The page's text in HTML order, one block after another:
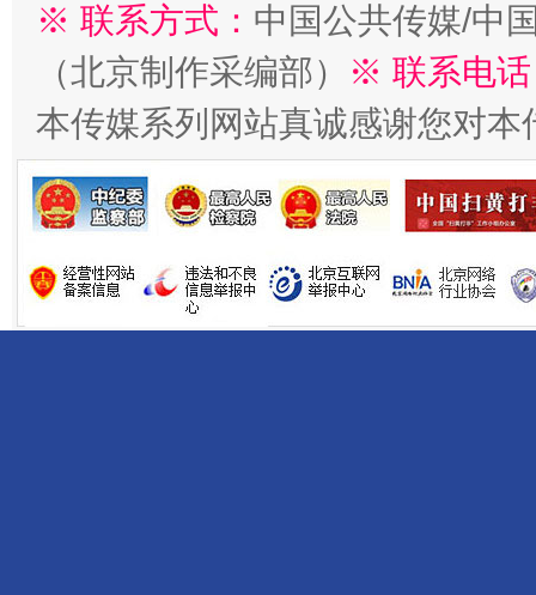
千年窑火 生生不息 一
※ 联系方式： 中国公共传媒/中
（北京制作采编部）
※ 联系电
本传媒系列网站真诚感谢您对